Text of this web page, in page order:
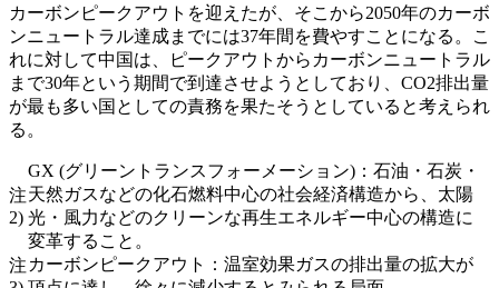
カーボンピークアウトを迎えたが、そこから2050年のカーボ
ンニュートラル達成までには37年間を費やすことになる。こ
れに対して中国は、ピークアウトからカーボンニュートラル
まで30年という期間で到達させようとしており、CO2排出量
が最も多い国としての責務を果たそうとしていると考えられ
る。
注
2)
GX (グリーントランスフォーメーション)：石油・石炭・
天然ガスなどの化石燃料中心の社会経済構造から、太陽
光・風力などのクリーンな再生エネルギー中心の構造に
変革すること。
注 カーボンピークアウト：温室効果ガスの排出量の拡大が